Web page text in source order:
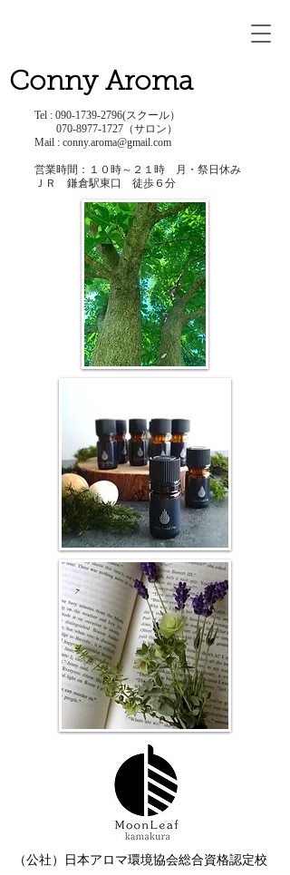
Conny Aroma
Tel : 090-1739-2796(スクール）
070-8977-1727 （サロン）
Mail : conny.aroma@gmail.com
営業時間：１０時～２１時 ​月・祭日休み
ＪＲ 鎌倉駅東口 徒歩６分
（公社）日本アロマ環境協会総合資格認定校